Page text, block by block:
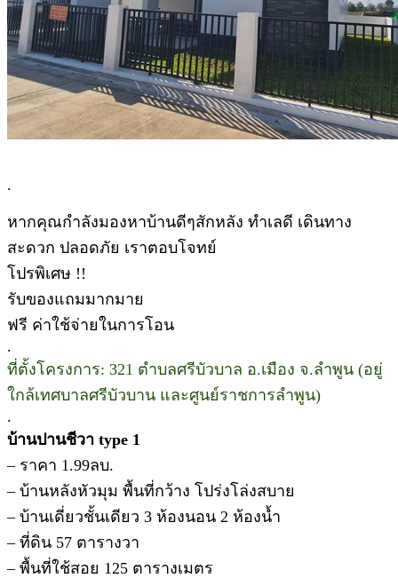
.
หากคุณกำลังมองหาบ้านดีๆสักหลัง ทำเลดี เดินทาง
สะดวก ปลอดภัย เราตอบโจทย์
โปรพิเศษ !!
รับของแถมมากมาย
ฟรี ค่าใช้จ่ายในการโอน
.
ที่ตั้งโครงการ: 321 ตำบลศรีบัวบาล อ.เมือง จ.ลำพูน (อยู่
ใกล้เทศบาลศรีบัวบาน และศูนย์ราชการลำพูน)
.
บ้านปานชีวา type 1
– ราคา 1.99ลบ.
– บ้านหลังหัวมุม พื้นที่กว้าง โปร่งโล่งสบาย
– บ้านเดี่ยวชั้นเดียว 3 ห้องนอน 2 ห้องน้ำ
– ที่ดิน 57 ตารางวา
– พื้นที่ใช้สอย 125 ตารางเมตร